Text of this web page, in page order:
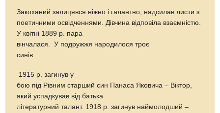
Закоханий залицявся ніжно і галантно, надсилав листи з
поетичними освідченнями. Дівчина відповіла взаємністю.
У квітні 1889 р. пара
вінчалася. У подружжя народилося троє
синів…
1915 р. загинув у
бою під Рівним старший син Панаса Яковича – Віктор,
який успадкував від батька
літературний талант. 1918 р. загинув наймолодший –